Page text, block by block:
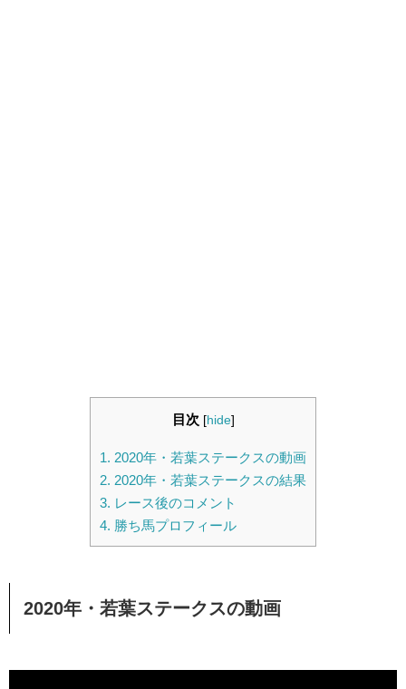
目次 [hide]
1. 2020年・若葉ステークスの動画
2. 2020年・若葉ステークスの結果
3. レース後のコメント
4. 勝ち馬プロフィール
2020年・若葉ステークスの動画